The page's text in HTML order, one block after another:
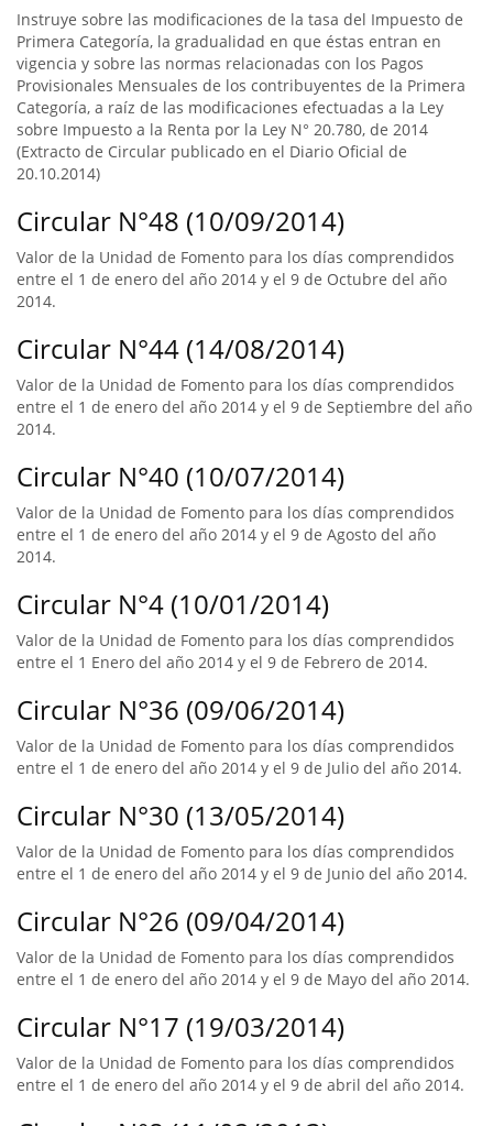
Instruye sobre las modificaciones de la tasa del Impuesto de
Primera Categoría, la gradualidad en que éstas entran en
vigencia y sobre las normas relacionadas con los Pagos
Provisionales Mensuales de los contribuyentes de la Primera
Categoría, a raíz de las modificaciones efectuadas a la Ley
sobre Impuesto a la Renta por la Ley N° 20.780, de 2014
(Extracto de Circular publicado en el Diario Oficial de
20.10.2014)
Circular N°48 (10/09/2014)
Valor de la Unidad de Fomento para los días comprendidos
entre el 1 de enero del año 2014 y el 9 de Octubre del año
2014.
Circular N°44 (14/08/2014)
Valor de la Unidad de Fomento para los días comprendidos
entre el 1 de enero del año 2014 y el 9 de Septiembre del año
2014.
Circular N°40 (10/07/2014)
Valor de la Unidad de Fomento para los días comprendidos
entre el 1 de enero del año 2014 y el 9 de Agosto del año
2014.
Circular N°4 (10/01/2014)
Valor de la Unidad de Fomento para los días comprendidos
entre el 1 Enero del año 2014 y el 9 de Febrero de 2014.
Circular N°36 (09/06/2014)
Valor de la Unidad de Fomento para los días comprendidos
entre el 1 de enero del año 2014 y el 9 de Julio del año 2014.
Circular N°30 (13/05/2014)
Valor de la Unidad de Fomento para los días comprendidos
entre el 1 de enero del año 2014 y el 9 de Junio del año 2014.
Circular N°26 (09/04/2014)
Valor de la Unidad de Fomento para los días comprendidos
entre el 1 de enero del año 2014 y el 9 de Mayo del año 2014.
Circular N°17 (19/03/2014)
Valor de la Unidad de Fomento para los días comprendidos
entre el 1 de enero del año 2014 y el 9 de abril del año 2014.